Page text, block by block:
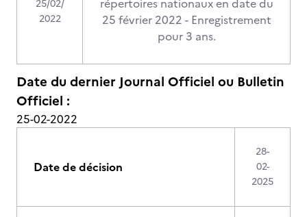
25/02/
2022
répertoires nationaux en date du
25 février 2022 - Enregistrement
pour 3 ans.
Date du dernier Journal Officiel ou Bulletin
Officiel :
25-02-2022
Date de décision
28-
02-
2025